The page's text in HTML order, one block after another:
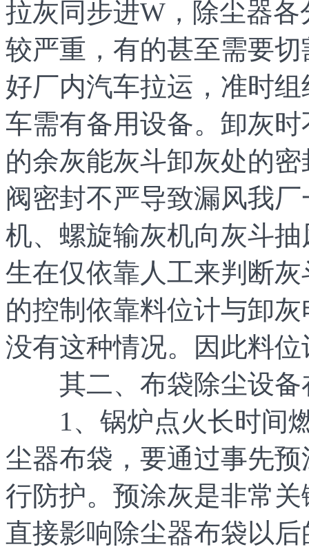
拉灰同步进W，除尘器
较严重，有的甚至需要
好厂内汽车拉运，准时
车需有备用设备。卸灰
的余灰能灰斗卸灰处的
阀密封不严导致漏风我
机、螺旋输灰机向灰斗
生在仅依靠人工来判断
的控制依靠料位计与卸
没有这种情况。因此料
其二、布袋除尘设备
1、锅炉点火长时间燃
尘器布袋，要通过事先
行防护。预涂灰是非常
直接影响除尘器布袋以